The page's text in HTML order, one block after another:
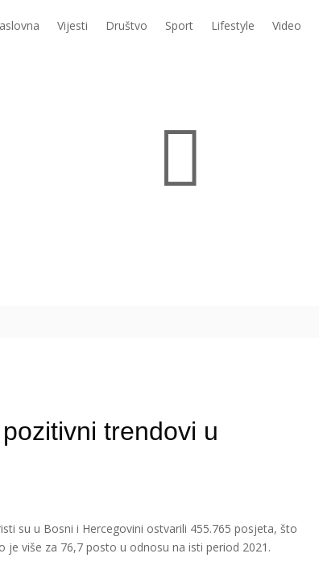
Vijesti Društvo Sport Lifestyle Video

trendovi u
su u Bosni i Hercegovini ostvarili 455.765 posjeta, što
je više za 76,7 posto u odnosu na isti period 2021.